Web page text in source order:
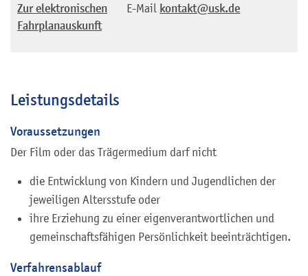
Zur elektronischen
Fahrplanauskunft
E-Mail kontakt@usk.de
Leistungsdetails
Voraussetzungen
Der Film oder das Trägermedium darf nicht
die Entwicklung von Kindern und Jugendlichen der
jeweiligen Altersstufe oder
ihre Erziehung zu einer eigenverantwortlichen und
gemeinschaftsfähigen Persönlichkeit beeinträchtigen.
Verfahrensablauf